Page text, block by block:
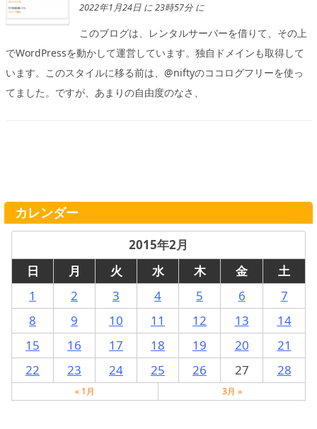
2022年1月24日 に 23時57分 に
このブログは、レンタルサーバーを借りて、その上
でWordPressを動かして運営しています。独自ドメインも取得して
います。このスタイルに移る前は、@niftyのココログフリーを使っ
てました。ですが、あまりの自由度のなさ、
カレンダー
2015年2月
日
月 火 水 木 金
土
1
2 3 4 5 6
7
8
9 10 11 12 13
14
15
16 17 18 19 20
21
22
23 24 25 26 27 28
« 1月 3月 »